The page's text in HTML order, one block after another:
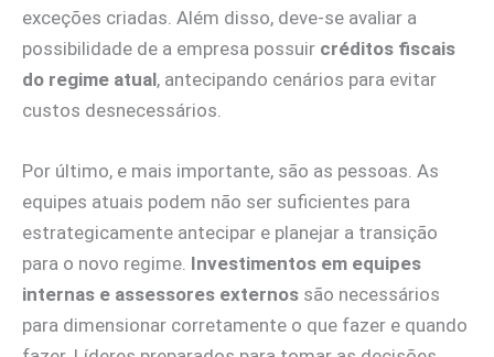
exceções criadas. Além disso, deve-se avaliar a
possibilidade de a empresa possuir créditos fiscais
do regime atual, antecipando cenários para evitar
custos desnecessários.
Por último, e mais importante, são as pessoas. As
equipes atuais podem não ser suficientes para
estrategicamente antecipar e planejar a transição
para o novo regime. Investimentos em equipes
internas e assessores externos são necessários
para dimensionar corretamente o que fazer e quando